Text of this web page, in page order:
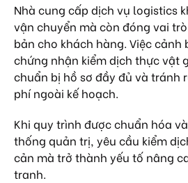
Nhà cung cấp dịch vụ logistics
vận chuyển mà còn đóng vai
bản cho khách hàng. Việc cảnh
chứng nhận kiểm dịch thực vật
chuẩn bị hồ sơ đầy đủ và tránh
phí ngoài kế hoạch.
Khi quy trình được chuẩn hóa
thống quản trị, yêu cầu kiểm
cản mà trở thành yếu tố nâng
tranh.